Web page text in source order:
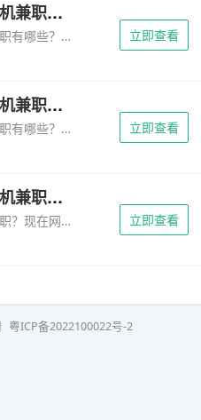
正规不收费的手机兼职有哪些？不用交钱的一单一结手机兼职
正规不收费的手机兼职有哪些？现如今很多人都利用手机做兼职赚钱，不过有一些新手跟意意的旅行随笔反映，一些平台是需要交钱才可以的，在此，意意的旅行随笔（www.608080.com）提示大家，... 立即查看
正规不收费的手机兼职（免费手机兼职平台不收押金）
正规不收费的手机兼职有哪些？近几年利用手机兼职已经成为了非常普遍的事情，很多人利用手机兼职也实现了理想的收入，减轻了自己的生活负担。其实现在手机兼职的项目还是非常多的，如果选择的好，人人都可以赚到钱。... 立即查看
正规不收费的手机兼职（佣金一单一结的兼职）
正规不收费的手机兼职？现在网上虽然是有很多的兼职，像什么dazi兼职、快递dan号lu入兼职以及shua单兼职等等，都是相当的不靠谱也不正规，如果来操作这些兼职，那么最后不仅是赚不到什么钱，还会被他们... 立即查看
粤ICP备2022100022号-2